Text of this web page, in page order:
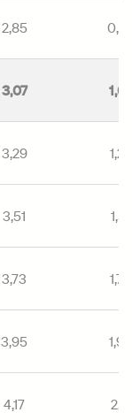
2,85
3,07 1,07
3,29 1,29
3,51 1,51
3,73 1,73
3,95 1,95
4,17 2,17